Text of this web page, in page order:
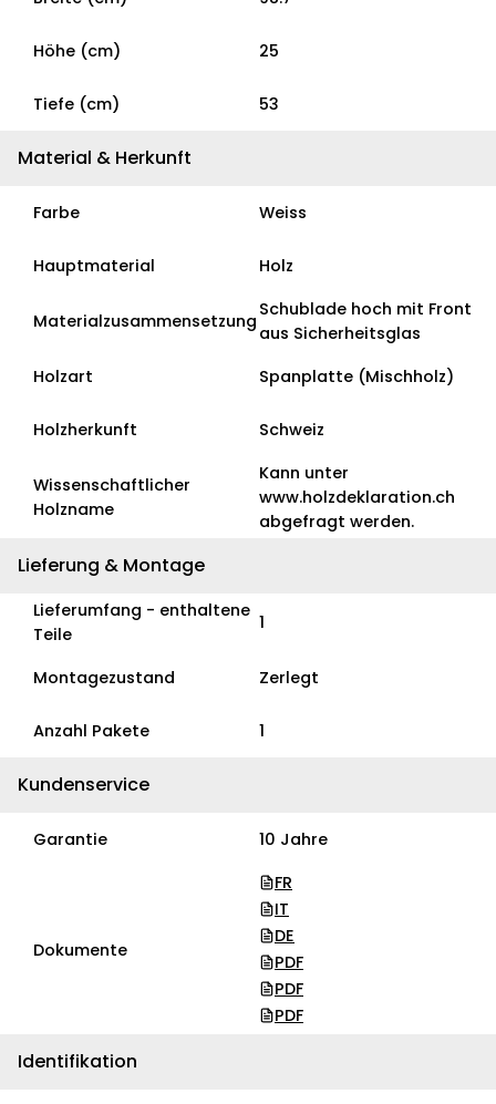
Höhe (cm) 25
Tiefe (cm) 53
Material & Herkunft
Farbe Weiss
Hauptmaterial Holz
Materialzusammensetzung
Schublade hoch mit Front
aus Sicherheitsglas
Holzart
Spanplatte (Mischholz)
Holzherkunft Schweiz
Wissenschaftlicher
Holzname
Kann unter
www.holzdeklaration.ch
abgefragt werden.
Lieferung & Montage
Lieferumfang - enthaltene
Teile
1
Montagezustand Zerlegt
Anzahl Pakete 1
Kundenservice
Garantie 10 Jahre
Dokumente
FR
IT
DE
PDF
PDF
PDF
Identifikation